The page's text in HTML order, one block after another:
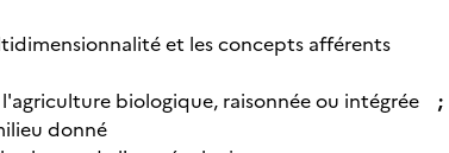
et les concepts afférents
biologique, raisonnée ou intégrée ;
donné